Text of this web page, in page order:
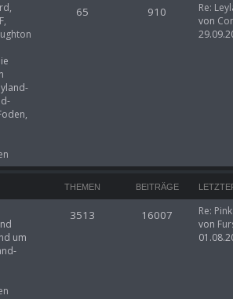
65 910
Re:
von
THEMEN BEITRÄGE
um
3513 16007
Re:
von